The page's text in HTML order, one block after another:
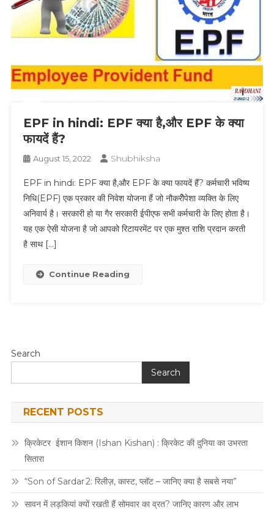
EPF in hindi: EPF क्या है,और EPF के क्या
फायदें हैं?
August 15, 2022 Shubhiksha
EPF in hindi: EPF क्या है,और EPF के क्या फायदें हैं? कर्मचारी भविष्य
निधि(EPF) एक प्रकार की निवेश योजना हैं जो नौकरीेपेशा व्यक्ति के लिए
अनिवार्य है। सरकारी हो या गैर सरकारी ईपीएफ सभी कर्मचारी के लिए होता है।
यह एक ऐसी योजना है जो आपको रिटायरमेंट पर एक मुश्त राशि प्रदान करती
है साथ […]
Continue Reading
Search
Search
RECENT POSTS
क्रिकेटर ईशान किशन (Ishan Kishan) : क्रिकेट की दुनिया का उभरता
सितारा
“Son of Sardar 2: रिलीज़, कास्ट, प्लॉट – जानिए क्या है सबसे नया”
सावन में लड़कियां क्यों रखती हैं सोमवार का व्रत? जानिए कारण और लाभ